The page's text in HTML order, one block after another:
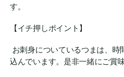
す。
【イチ押しポイント】
お刺身についているつまは、時
込んでいます。是非一緒にご賞味